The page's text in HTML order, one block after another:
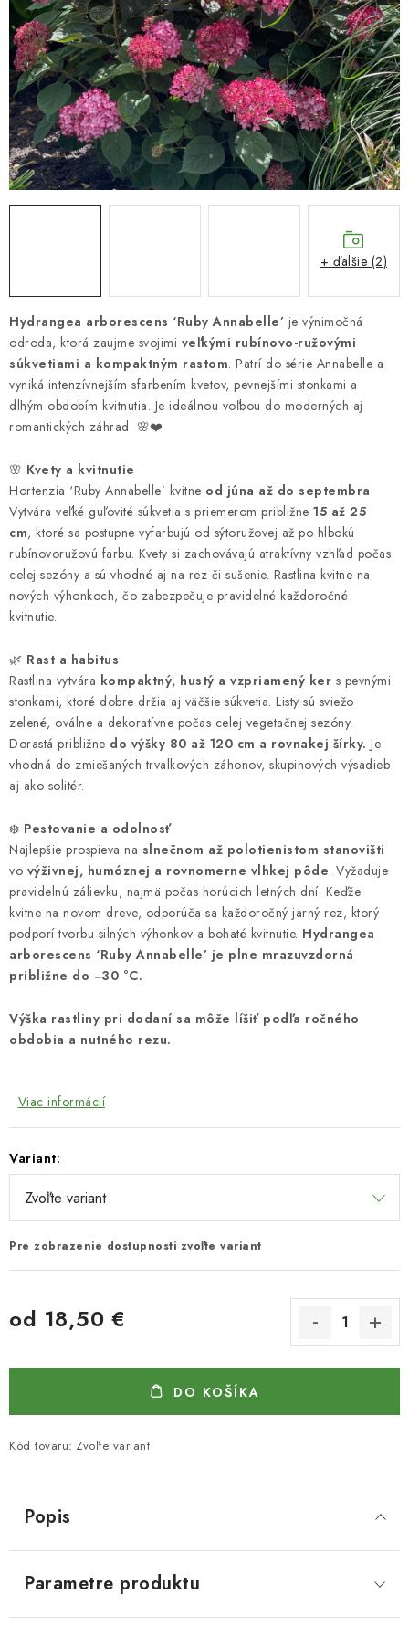
CHÉMIA
KVETINÁČE
DEKORÁCIE
PRIESADY ZELENINY
Hydrangea arborescens ‘Ruby Annabelle’ je výnimočná
odroda, ktorá zaujme svojimi veľkými rubínovo-ružovými
súkvetiami a kompaktným rastom. Patrí do série Annabelle a
vyniká intenzívnejším sfarbením kvetov, pevnejšími stonkami a
dlhým obdobím kvitnutia. Je ideálnou voľbou do moderných aj
romantických záhrad. 🌸❤️
🌸 Kvety a kvitnutie
Hortenzia ‘Ruby Annabelle’ kvitne od júna až do septembra.
Vytvára veľké guľovité súkvetia s priemerom približne 15 až 25
cm, ktoré sa postupne vyfarbujú od sýtoružovej až po hlbokú
rubínovoružovú farbu. Kvety si zachovávajú atraktívny vzhľad počas
celej sezóny a sú vhodné aj na rez či sušenie. Rastlina kvitne na
nových výhonkoch, čo zabezpečuje pravidelné každoročné
kvitnutie.
🌿 Rast a habitus
Rastlina vytvára kompaktný, hustý a vzpriamený ker s pevnými
stonkami, ktoré dobre držia aj väčšie súkvetia. Listy sú sviežo
zelené, oválne a dekoratívne počas celej vegetačnej sezóny.
Dorastá približne do výšky 80 až 120 cm a rovnakej šírky. Je
vhodná do zmiešaných trvalkových záhonov, skupinových výsadieb
aj ako solitér.
❄️ Pestovanie a odolnosť
Najlepšie prospieva na slnečnom až polotienistom stanovišti
vo výživnej, humóznej a rovnomerne vlhkej pôde. Vyžaduje
pravidelnú zálievku, najmä počas horúcich letných dní. Keďže
kvitne na novom dreve, odporúča sa každoročný jarný rez, ktorý
podporí tvorbu silných výhonkov a bohaté kvitnutie. Hydrangea
arborescens ‘Ruby Annabelle’ je plne mrazuvzdorná
približne do −30 °C.
Výška rastliny pri dodaní sa môže líšiť podľa ročného
obdobia a nutného rezu.
Viac informácií
Variant:
Pre zobrazenie dostupnosti zvoľte variant
od 18,50 €
DO KOŠÍKA
Kód tovaru: Zvoľte variant
+ ďalšie (2)
Popis
Parametre produktu